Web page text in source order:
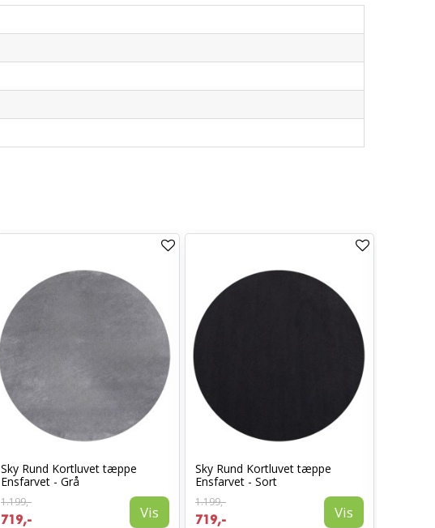
Sky Rund Kortluvet tæppe
Ensfarvet - Grå
1.199,-
719,- Vis
Sky Rund Kortluvet tæppe
Ensfarvet - Sort
1.199,-
719,- Vis